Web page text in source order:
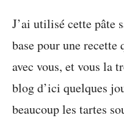
J’ai utilisé cette pâte
base pour une recette
avec vous, et vous la
blog d’ici quelques
beaucoup les tartes